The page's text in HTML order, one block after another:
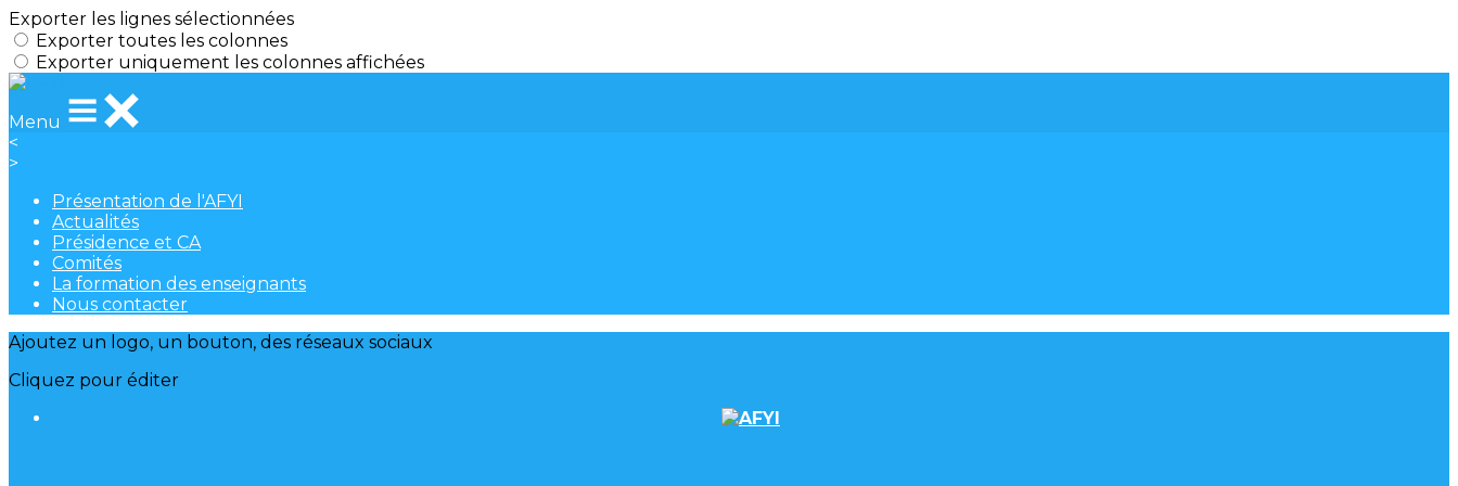
Exporter les lignes sélectionnées
Exporter toutes les colonnes
Exporter uniquement les colonnes affichées
Menu
<
>
Présentation de l'AFYI
Actualités
Présidence et CA
Comités
La formation des enseignants
Nous contacter
Ajoutez un logo, un bouton, des réseaux sociaux
Cliquez pour éditer